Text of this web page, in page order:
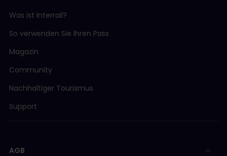
Was ist Interrail?
So verwenden Sie Ihren Pass
Magazin
Community
Nachhaltiger Tourismus
Support
AGB